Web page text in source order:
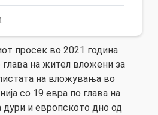
просек во 2021 година
на жител вложени за
на вложувања во
со 19 евра по глава на
и европското дно од